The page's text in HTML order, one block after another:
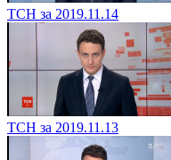
ТСН за 2019.11.14
ТСН за 2019.11.13